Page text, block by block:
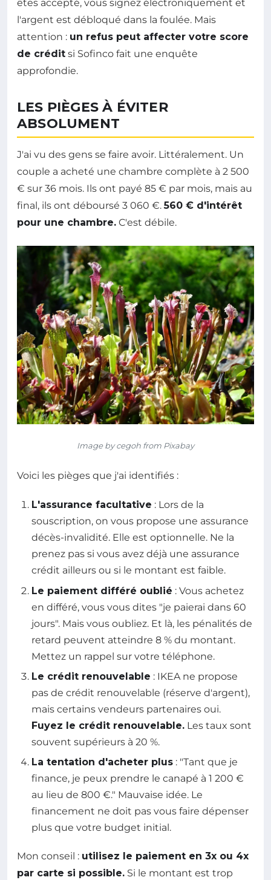
êtes accepté, vous signez électroniquement et
l'argent est débloqué dans la foulée. Mais
attention : un refus peut affecter votre score
de crédit si Sofinco fait une enquête
approfondie.
LES PIÈGES À ÉVITER
ABSOLUMENT
J'ai vu des gens se faire avoir. Littéralement. Un
couple a acheté une chambre complète à 2 500
€ sur 36 mois. Ils ont payé 85 € par mois, mais au
final, ils ont déboursé 3 060 €.560 € d'intérêt
pour une chambre. C'est débile.
Image by cegoh from Pixabay
Voici les pièges que j'ai identifiés :
L'assurance facultative : Lors de la
souscription, on vous propose une assurance
décès-invalidité. Elle est optionnelle. Ne la
prenez pas si vous avez déjà une assurance
crédit ailleurs ou si le montant est faible.
Le paiement différé oublié : Vous achetez
en différé, vous vous dites "je paierai dans 60
jours". Mais vous oubliez. Et là, les pénalités de
retard peuvent atteindre 8 % du montant.
Mettez un rappel sur votre téléphone.
Le crédit renouvelable : IKEA ne propose
pas de crédit renouvelable (réserve d'argent),
mais certains vendeurs partenaires oui.
Fuyez le crédit renouvelable. Les taux sont
souvent supérieurs à 20 %.
La tentation d'acheter plus : "Tant que je
finance, je peux prendre le canapé à 1 200 €
au lieu de 800 €." Mauvaise idée. Le
financement ne doit pas vous faire dépenser
plus que votre budget initial.
Mon conseil : utilisez le paiement en 3x ou 4x
par carte si possible. Si le montant est trop